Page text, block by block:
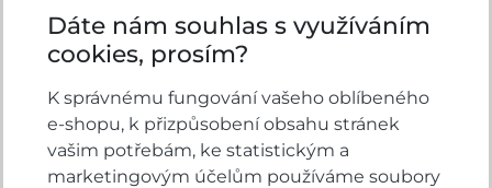
Dáte nám souhlas s využíváním
cookies, prosím?
K správnému fungování vašeho oblíbeného
e-shopu, k přizpůsobení obsahu stránek
vašim potřebám, ke statistickým a
marketingovým účelům používáme soubory